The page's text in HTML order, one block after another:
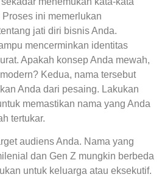
ini memerlukan
jati diri bisnis Anda.
mencerminkan identitas
Apakah konsep Anda mewah,
Kedua, nama tersebut
Anda dari pesaing. Lakukan
memastikan nama yang Anda
tertukar.
audiens Anda. Nama yang
dan Gen Z mungkin berbeda
untuk keluarga atau eksekutif.